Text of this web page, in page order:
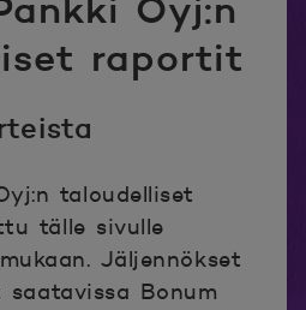
Oyj:n
raportit
taloudelliset
tälle sivulle
Jäljennökset
Bonum